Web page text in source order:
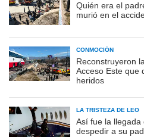
Quién era el
murió en el
CONMOCIÓN
Reconstruyeron
Acceso Este que
heridos
LA TRISTEZA DE LEO
Así fue la
despedir a su